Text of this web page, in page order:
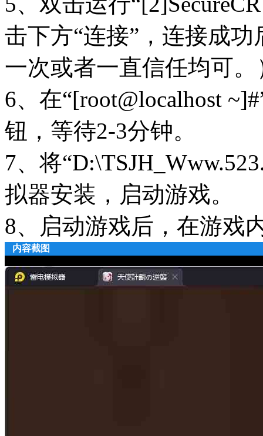
击下方“连接”，连接成功
一次或者一直信任均可。
6、在“[root@localhost
钮，等待2-3分钟。
7、将
拟器安装，启动游戏。
8、启动游戏后，在游戏
内容截图